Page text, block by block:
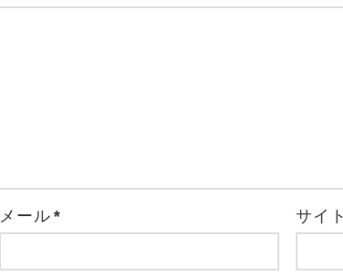
メール* サイ